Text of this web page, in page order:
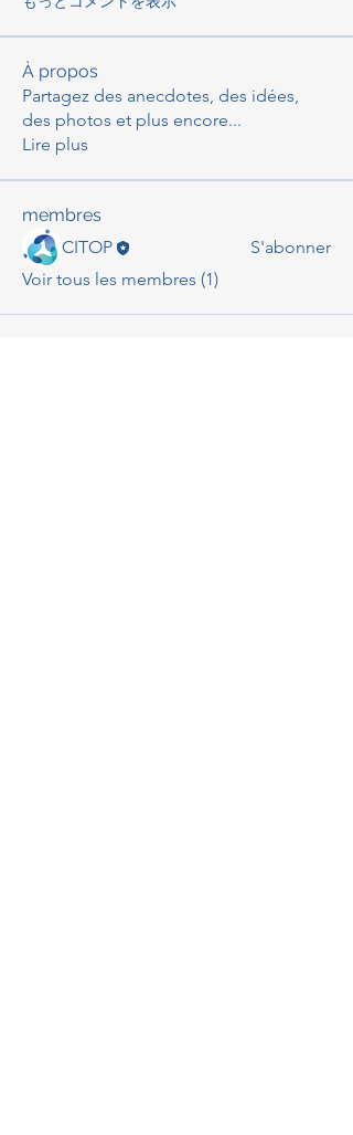
À propos
Partagez des anecdotes, des idées,
des photos et plus encore...
Lire plus
membres
CITOP
S'abonner
Voir tous les membres (1)